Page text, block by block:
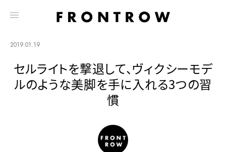
2019.01.19
セルライトを撃退して、ヴィクシーモデ
ルのような美脚を手に入れる3つの習
慣